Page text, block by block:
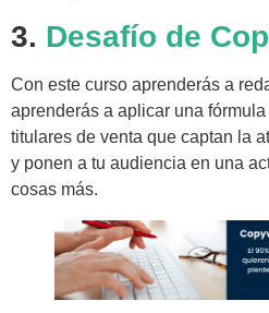
3. Desafío de
Con este curso aprenderás a
aprenderás a aplicar una
titulares de venta que captan la
y ponen a tu audiencia en una
cosas más.